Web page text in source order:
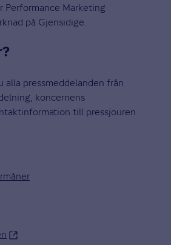
Performance Marketing
på Gjensidige.
alla pressmeddelanden från
koncernens
till pressjouren